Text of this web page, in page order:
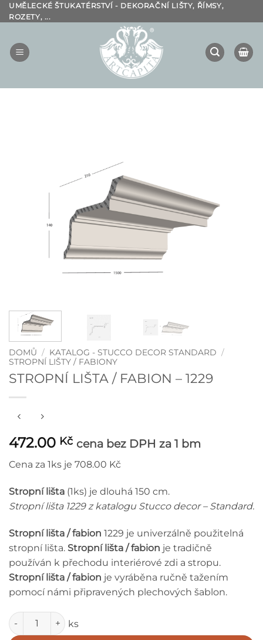
Přeskočit
na
UMĚLECKÉ ŠTUKATÉRSTVÍ - DEKORAČNÍ LIŠTY, ŘÍMSY,
ROZETY, ...
DOMŮ / KATALOG - STUCCO DECOR STANDARD /
STROPNÍ LIŠTY / FABIONY
STROPNÍ LIŠTA / FABION – 1229
472.00 Kč cena bez DPH za 1 bm
Cena za 1ks je 708.00 Kč
Stropní lišta (1ks) je dlouhá 150 cm.
Stropní lišta 1229 z katalogu Stucco decor – Standard.
Stropní lišta / fabion 1229 je univerzálně použitelná
stropní lišta. Stropní lišta / fabion je tradičně
používán k přechodu interiérové zdi a stropu.
Stropní lišta / fabion je vyráběna ručně tažením
pomocí námi připravených plechových šablon.
Množství
ks